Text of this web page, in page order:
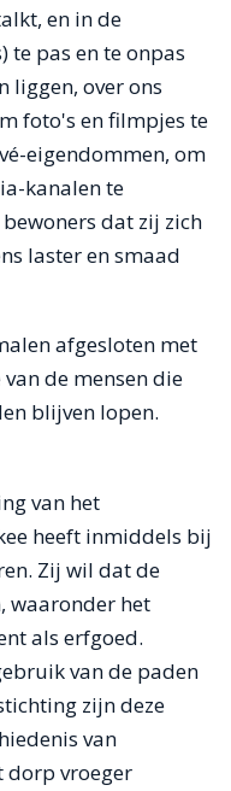
en in de
te pas en te onpas
liggen, over ons
foto's en filmpjes te
eigendommen, om
kanalen te
dat zij zich
laster en smaad
afgesloten met
de mensen die
blijven lopen.
van het
heeft inmiddels bij
Zij wil dat de
waaronder het
als erfgoed.
van de paden
zijn deze
van
dorp vroeger